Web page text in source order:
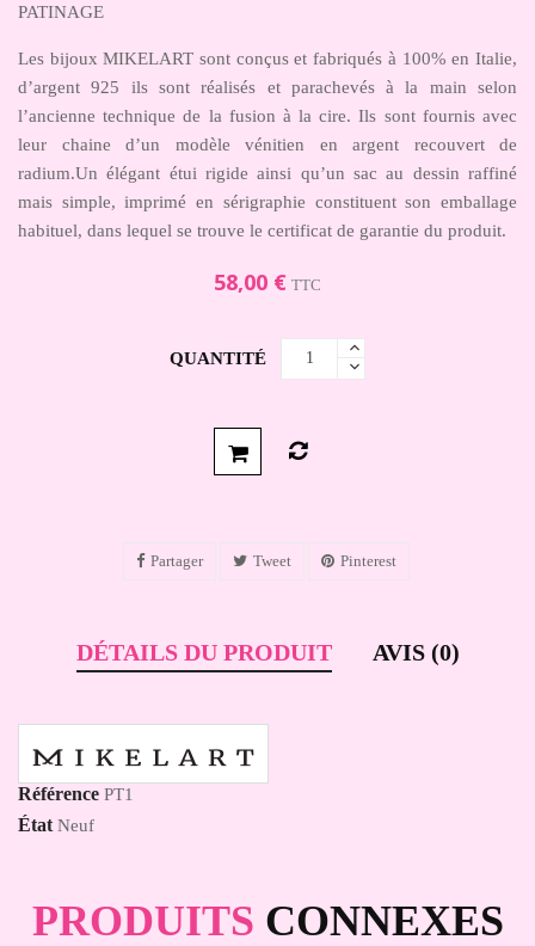
PATINAGE
Les bijoux MIKELART sont conçus et fabriqués à 100% en Italie,
d’argent 925 ils sont réalisés et parachevés à la main selon
l’ancienne technique de la fusion à la cire. Ils sont fournis avec
leur chaine d’un modèle vénitien en argent recouvert de
radium.Un élégant étui rigide ainsi qu’un sac au dessin raffiné
mais simple, imprimé en sérigraphie constituent son emballage
habituel, dans lequel se trouve le certificat de garantie du produit.
58,00 € TTC
QUANTITÉ
Partager Tweet Pinterest
DÉTAILS DU PRODUIT AVIS (0)
Référence PT1
État Neuf
PRODUITS CONNEXES